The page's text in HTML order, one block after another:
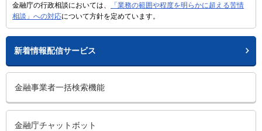
金融庁の行政相談においては、
「業務の範囲や程度を明らかに超える苦情
相談」への対応について方針を定めています。
新着情報配信サービス
金融事業者一括検索機能
金融庁チャットボット